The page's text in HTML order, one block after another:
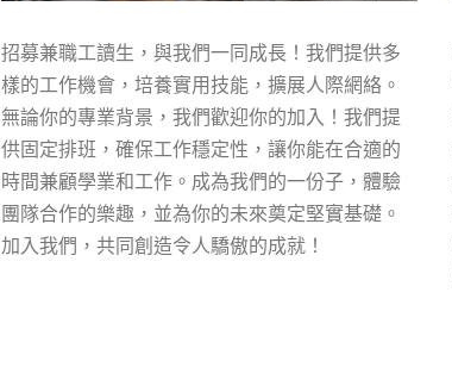
招募兼職工讀生，與我們一同成長！我們提供多
樣的工作機會，培養實用技能，擴展人際網絡。
無論你的專業背景，我們歡迎你的加入！我們提
供固定排班，確保工作穩定性，讓你能在合適的
時間兼顧學業和工作。成為我們的一份子，體驗
團隊合作的樂趣，並為你的未來奠定堅實基礎。
加入我們，共同創造令人驕傲的成就！